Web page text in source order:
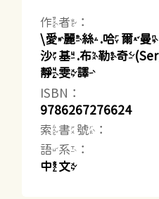
作者：
\愛麗絲.哈爾曼
沙基.布勒奇
靜雯譯
ISBN：
9786267276624
索書號：
語系：
中文